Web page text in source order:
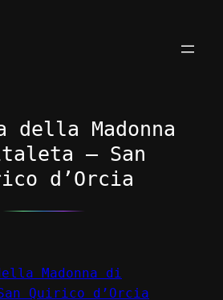
della Madonna
– San
d’Orcia